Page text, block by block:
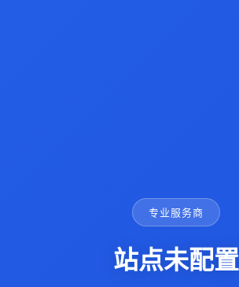
专业服务商
站点未配置